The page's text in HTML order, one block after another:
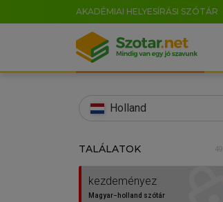
AKADÉMIAI HELYESÍRÁSI SZÓTÁR
Holland
TALÁLATOK
kezdeményez
Magyar−holland szótár